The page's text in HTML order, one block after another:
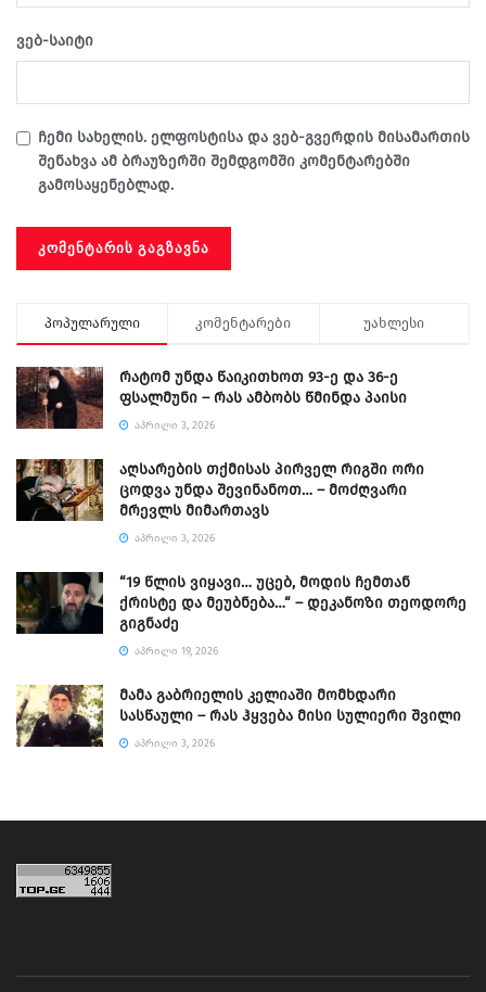
ვებ-საიტი
ჩემი სახელის. ელფოსტისა და ვებ-გვერდის მისამართის
შენახვა ამ ბრაუზერში შემდგომში კომენტარებში
გამოსაყენებლად.
პოპულარული კომენტარები უახლესი
რატომ უნდა წაიკითხოთ 93-ე და 36-ე
ფსალმუნი – რას ამბობს წმინდა პაისი
ᲐᲞᲠᲘᲚᲘ 3, 2026
აღსარების თქმისას პირველ რიგში ორი
ცოდვა უნდა შევინანოთ… – მოძღვარი
მრევლს მიმართავს
ᲐᲞᲠᲘᲚᲘ 3, 2026
“19 წლის ვიყავი… უცებ, მოდის ჩემთან
ქრისტე და მეუბნება…“ – დეკანოზი თეოდორე
გიგნაძე
ᲐᲞᲠᲘᲚᲘ 19, 2026
მამა გაბრიელის კელიაში მომხდარი
სასწაული – რას ჰყვება მისი სულიერი შვილი
ᲐᲞᲠᲘᲚᲘ 3, 2026